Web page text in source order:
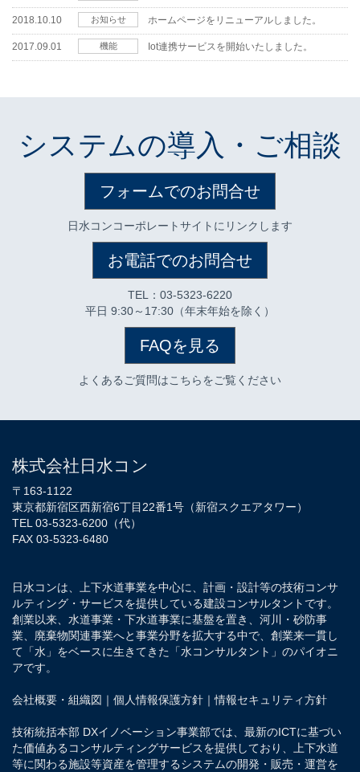
2018.10.10 お知らせ ホームページをリニューアルしました。
2017.09.01 機能 Iot連携サービスを開始いたしました。
システムの導入・ご相談
フォームでのお問合せ
日水コンコーポレートサイトにリンクします
お電話でのお問合せ
TEL：03-5323-6220
平日 9:30～17:30（年末年始を除く）
FAQを見る
よくあるご質問はこちらをご覧ください
株式会社日水コン
〒163-1122
東京都新宿区西新宿6丁目22番1号（新宿スクエアタワー）
TEL 03-5323-6200（代）
FAX 03-5323-6480
日水コンは、上下水道事業を中心に、計画・設計等の技術コンサ
ルティング・サービスを提供している建設コンサルタントです。
創業以来、水道事業・下水道事業に基盤を置き、河川・砂防事
業、廃棄物関連事業へと事業分野を拡大する中で、創業来一貫し
て「水」をベースに生きてきた「水コンサルタント」のパイオニ
アです。
会社概要・組織図 ｜ 個人情報保護方針 ｜情報セキュリティ方針
技術統括本部 DXイノベーション事業部では、最新のICTに基づい
た価値あるコンサルティングサービスを提供しており、上下水道
等に関わる施設等資産を管理するシステムの開発・販売・運営を